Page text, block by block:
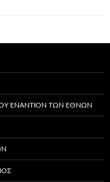
ΕΝΑΝΤΊΟΝ ΤΩΝ ΕΘΝΏΝ